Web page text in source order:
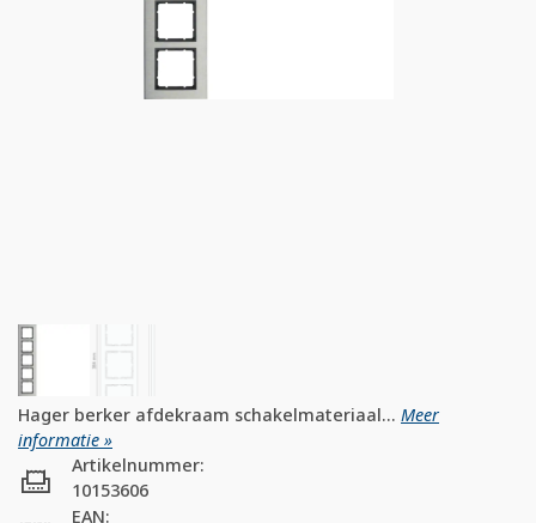
Hager berker afdekraam schakelmateriaal... Meer
informatie »
Artikelnummer:
10153606
EAN: